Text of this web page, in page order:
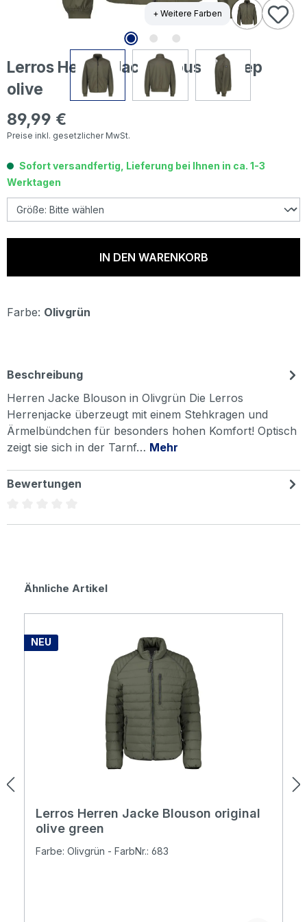
+ Weitere Farben
Lerros Herren Jacke Blouson deep
olive
Regulärer Preis:
89,99 €
Preise inkl. gesetzlicher MwSt.
Sofort versandfertig, Lieferung bei Ihnen in ca. 1-3
Werktagen
IN DEN WARENKORB
Farbe: Olivgrün
Beschreibung
Herren Jacke Blouson in Olivgrün Die Lerros
Herrenjacke überzeugt mit einem Stehkragen und
Ärmelbündchen für besonders hohen Komfort! Optisch
zeigt sie sich in der Tarnf… Mehr
Bewertungen
Produktgalerie überspringen
Ähnliche Artikel
NEU
Lerros Herren Jacke Blouson original
olive green
Farbe: Olivgrün - FarbNr.: 683